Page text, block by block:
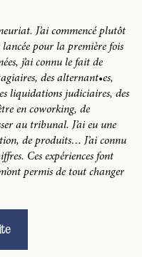
J’ai commencé plutôt
lancée pour la première fois
j’ai connu le fait de
des alternant•es,
liquidations judiciaires, des
en coworking, de
au tribunal. J’ai eu une
de produits… J’ai connu
Ces expériences font
permis de tout changer
mort.